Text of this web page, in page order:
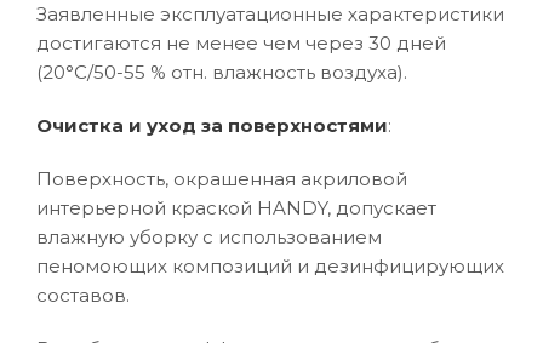
Заявленные эксплуатационные характеристики
достигаются не менее чем через 30 дней
(20°C/50-55 % отн. влажность воздуха).
Очистка и уход за поверхностями:
Поверхность, окрашенная акриловой
интерьерной краской HANDY, допускает
влажную уборку с использованием
пеномоющих композиций и дезинфицирующих
составов.